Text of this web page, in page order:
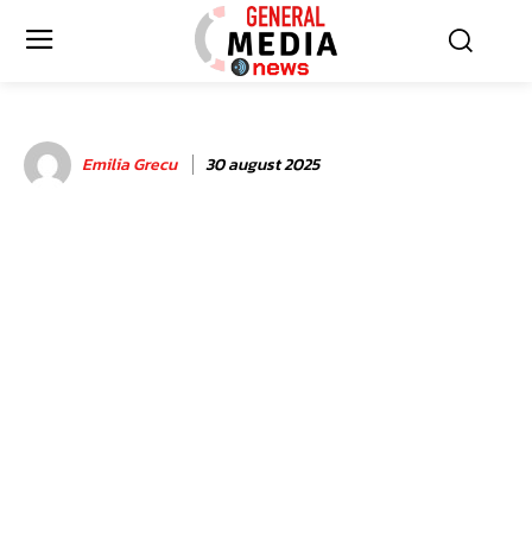
Emilia Grecu 30 august 2025